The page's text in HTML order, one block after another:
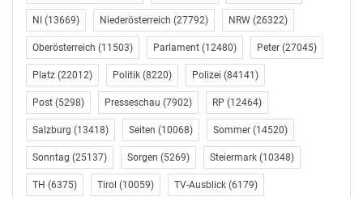
NI (13669) Niederösterreich (27792) NRW (26322)
Oberösterreich (11503) Parlament (12480) Peter (27045)
Platz (22012) Politik (8220) Polizei (84141)
Post (5298) Presseschau (7902) RP (12464)
Salzburg (13418) Seiten (10068) Sommer (14520)
Sonntag (25137) Sorgen (5269) Steiermark (10348)
TH (6375) Tirol (10059) TV-Ausblick (6179)